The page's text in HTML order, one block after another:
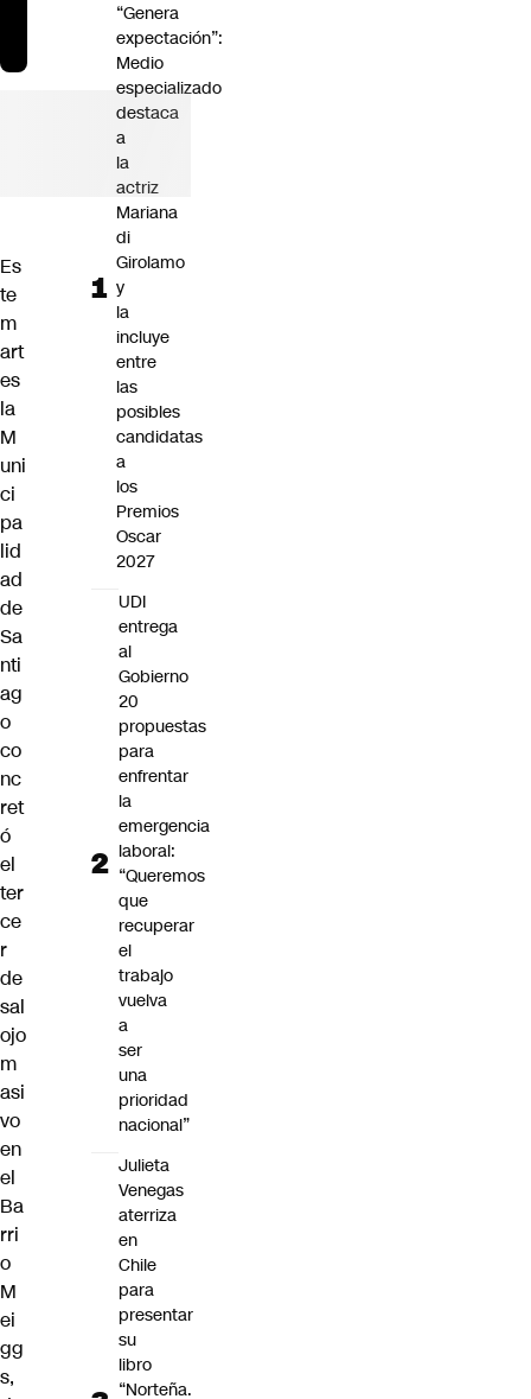
Es
te
m
art
es
la
M
uni
ci
pa
lid
ad
de
Sa
nti
ag
o
co
nc
ret
ó
el
ter
ce
r
de
sal
ojo
m
asi
vo
en
el
Ba
rri
o
M
ei
gg
s,
“Genera
expectación”:
Medio
especializado
destaca
a
la
actriz
Mariana
di
Girolamo
y
la
incluye
entre
las
posibles
candidatas
a
los
Premios
Oscar
2027
UDI
entrega
al
Gobierno
20
propuestas
para
enfrentar
la
emergencia
laboral:
“Queremos
que
recuperar
el
trabajo
vuelva
a
ser
una
prioridad
nacional”
Julieta
Venegas
aterriza
en
Chile
para
presentar
su
libro
“Norteña.